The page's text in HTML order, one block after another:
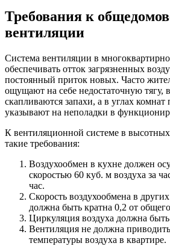
Требования к
вентиляции
Система вентиляции в
обеспечивать отток загрязненных
постоянный приток новых. Часто
ощущают на себе недостаточную тягу,
скапливаются запахи, а в углах
указывают на неполадки в
К вентиляционной системе в
такие требования:
Воздухообмен в кухне должен
скоростью 60 куб. м воздуха за
час.
Скорость воздухообмена в
должна быть кратна 0,2 от
Циркуляция воздуха должна
Вентиляция не должна
температуры воздуха в квартире.